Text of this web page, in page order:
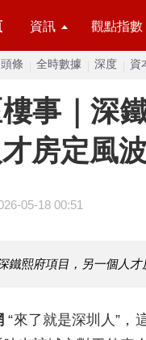
資訊 觀點指數
頭條 全時數據 深度 資
事｜深
房定風
05-18 00:51
鐵熙府項目，另一個人
“來了就是深圳人”，